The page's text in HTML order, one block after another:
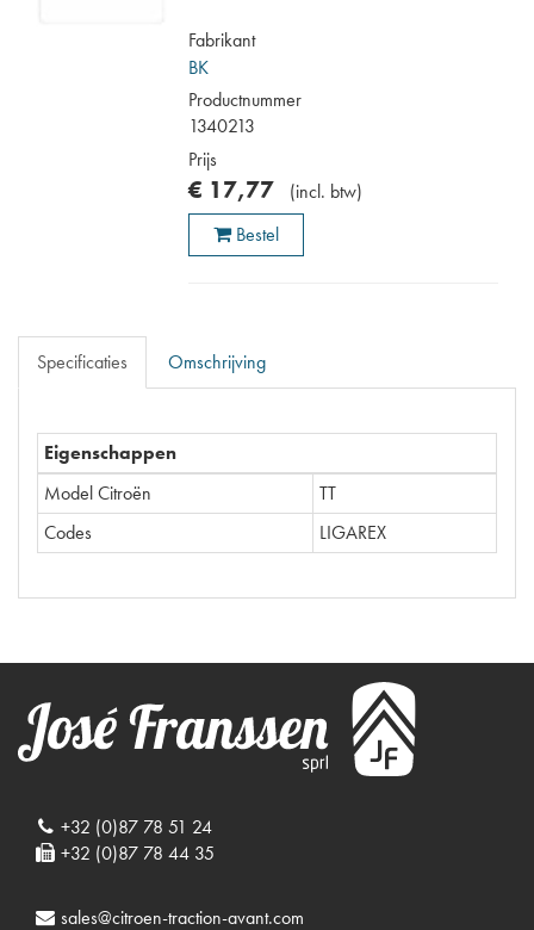
Fabrikant
BK
Productnummer
1340213
Prijs
€ 17,77 (incl. btw)
Bestel
Specificaties Omschrijving
Eigenschappen
Model Citroën
TT
Codes
LIGAREX
+32 (0)87 78 51 24
+32 (0)87 78 44 35
sales@citroen-traction-avant.com